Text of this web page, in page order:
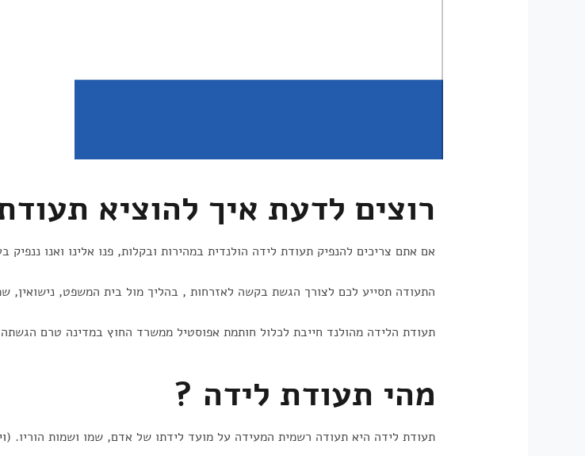
רוצים לדעת איך להוציא
אם אתם צריכים להנפיק תעודת לידה הולנדית במהירות ובקלות, פנו אלינו ואנו
התעודה תסייע לכם לצורך הגשת בקשה לאזרחות , בהליך מול בית המשפט, נישואין,
תעודת הלידה מהולנד חייבת לכלול חותמת אפוסטיל ממשרד החוץ במדינה טרם הגשתה
מהי תעודת לידה ?
תעודת לידה היא תעודה רשמית המעידה על מועד לידתו של אדם, שמו ושמות הוריו. (